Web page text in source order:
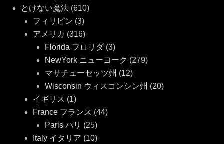
とけない魔法(610)
フィリピン (3)
アメリカ (316)
Florida フロリダ(3)
NewYork ニューヨーク (279)
マサチューセッツ州 (12)
Wisconsin ウィスコンシン州 (20)
イギリス (1)
France フランス (44)
Paris パリ (25)
Italy イタリア (10)